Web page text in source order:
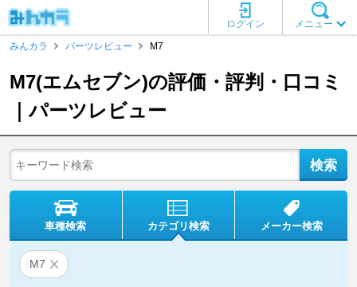
メニュー
ログイン
みんカラ
パーツレビュー M7
M7(エムセブン)の評価・評判・口コミ
｜パーツレビュー
車種検索 カテゴリ検索 メーカー検索
M7